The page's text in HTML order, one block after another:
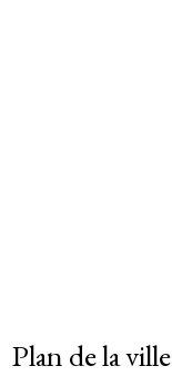
Plan de la ville